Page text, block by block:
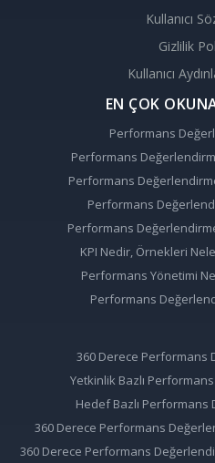
Kullanıcı
Gizlilik
Kullanıcı
EN ÇOK
Performans
Performans
Performans
Performans
Performans
KPI Nedir, Örnekleri
Performans Yönetimi
Performans
360 Derece Performans
Yetkinlik Bazlı
Hedef Bazlı
360 Derece Performans
360 Derece Performans